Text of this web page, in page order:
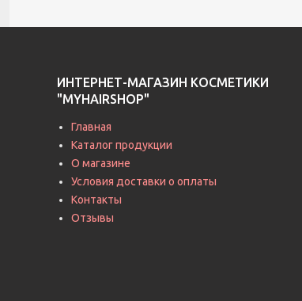
ИНТЕРНЕТ-МАГАЗИН КОСМЕТИКИ
"MYHAIRSHOP"
Главная
Каталог продукции
О магазине
Условия доставки о оплаты
Контакты
Отзывы